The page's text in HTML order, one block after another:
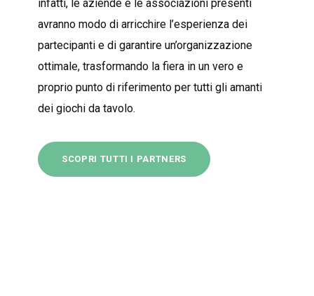
infatti, le aziende e le associazioni presenti
avranno modo di arricchire l’esperienza dei
partecipanti e di garantire un’organizzazione
ottimale, trasformando la fiera in un vero e
proprio punto di riferimento per tutti gli amanti
dei giochi da tavolo.
SCOPRI TUTTI I PARTNERS